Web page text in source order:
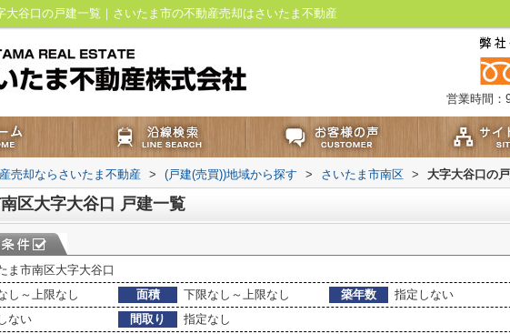
大谷口の戸建一覧｜さいたま市の不動産売却はさいたま不動産
営業時間：
売却ならさいたま不動産 > (戸建(売買))地域から探す > さいたま市南区 > 大字大谷口の
区大字大谷口 戸建一覧
ま市南区大字大谷口
し～上限なし 面積 下限なし～上限なし 築年数
指定しない
ない 間取り
指定なし